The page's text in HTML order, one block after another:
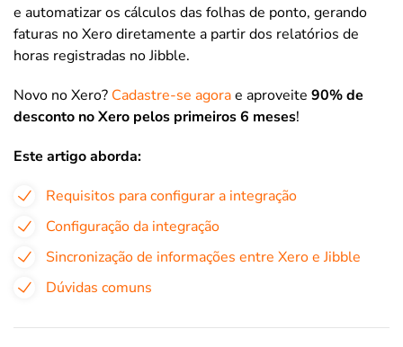
e automatizar os cálculos das folhas de ponto, gerando
faturas no Xero diretamente a partir dos relatórios de
horas registradas no Jibble.
Novo no Xero? Cadastre-se agorae aproveite 90% de
desconto no Xero pelos primeiros 6 meses!
Este artigo aborda:
Requisitos para configurar a integração
Configuração da integração
Sincronização de informações entre Xero e Jibble
Dúvidas comuns